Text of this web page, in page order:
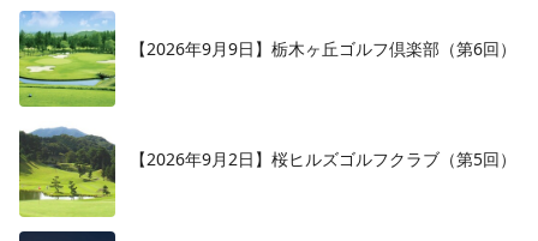
【2026年9月9日】栃木ヶ丘ゴルフ倶楽部（第6回）
【2026年9月2日】桜ヒルズゴルフクラブ（第5回）